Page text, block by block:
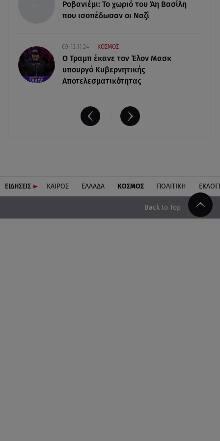
Δούκισσα Νομικού: Από τη Μύκονο «πετάχτηκε»
στη Γαλλική Πολυνησία!
Ροβανιέμι: Το χωριό του Άη Βασίλη
που ισοπέδωσαν οι Ναζί
13.11.24 ΚΟΣΜΟΣ
O Τραμπ έκανε τον Έλον Μασκ
υπουργό Κυβερνητικής
Αποτελεσματικότητας
ΕΙΔΗΣΕΙΣ ΚΑΙΡΟΣ ΕΛΛΑΔΑ ΚΟΣΜΟΣ ΠΟΛΙΤΙΚΗ
Back to Top